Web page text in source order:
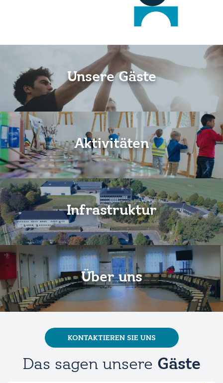
Unsere Gäste
Aktivitäten
Infrastruktur
Über uns
KONTAKTIEREN SIE UNS
Das sagen unsere Gäste